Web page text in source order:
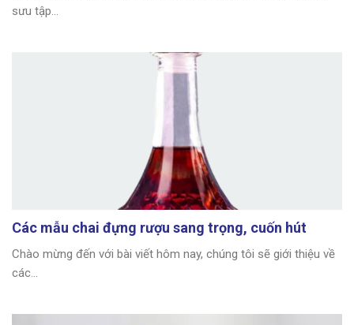
sưu tập...
Các mẫu chai đựng rượu sang trọng, cuốn hút
Chào mừng đến với bài viết hôm nay, chúng tôi sẽ giới thiệu về
các...